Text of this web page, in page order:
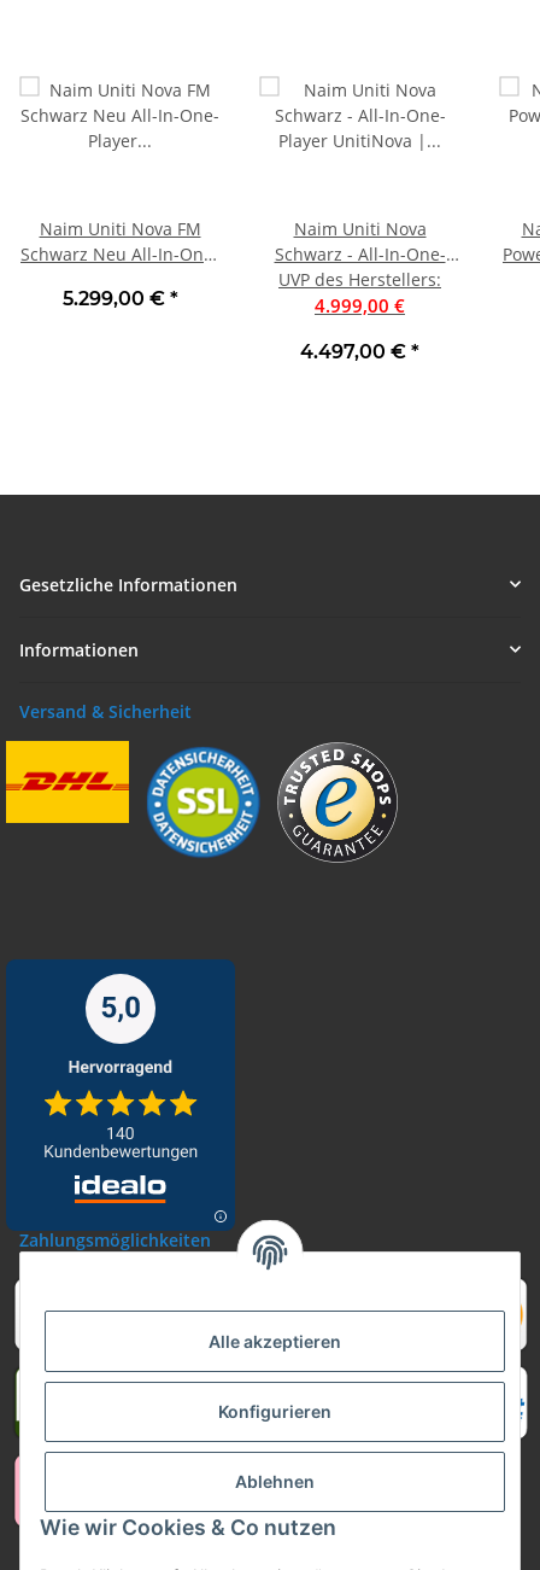
Alle akzeptieren
Konfigurieren
Ablehnen
Wie wir Cookies & Co nutzen
Naim Uniti Nova FM
Schwarz Neu All-In-One-
DAB+/UKW-Modul | Neu
5.299,00 € *
Naim Uniti Nova
Schwarz - All-In-One-
Player UnitiNova |
Vorführung
UVP des Herstellers:
4.999,00 €
4.497,00 € *
Gesetzliche Informationen
Informationen
Versand & Sicherheit
Zahlungsmöglichkeiten